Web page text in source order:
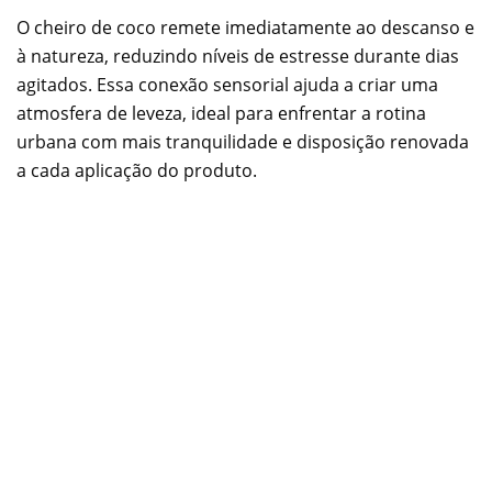
O cheiro de coco remete imediatamente ao descanso e
à natureza, reduzindo níveis de estresse durante dias
agitados. Essa conexão sensorial ajuda a criar uma
atmosfera de leveza, ideal para enfrentar a rotina
urbana com mais tranquilidade e disposição renovada
a cada aplicação do produto.